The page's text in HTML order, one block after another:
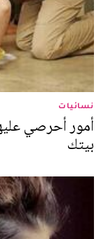
نسائيات
أمور أحرصي
بيتك